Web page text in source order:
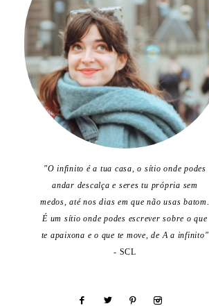
"O infinito é a tua casa, o sítio onde podes
andar descalça e seres tu própria sem
medos, até nos dias em que não usas batom.
É um sítio onde podes escrever sobre o que
te apaixona e o que te move, de A a infinito"
- SCL